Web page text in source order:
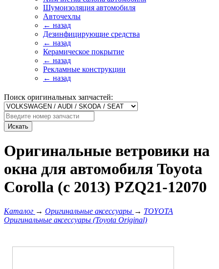
Шумоизоляция автомобиля
Авточехлы
← назад
Дезинфицирующие средства
← назад
Керамическое покрытие
← назад
Рекламные конструкции
← назад
Поиск оригинальных запчастей:
Искать
Оригинальные ветровики на
окна для автомобиля Toyota
Corolla (c 2013) PZQ21-12070
Каталог → Оригинальные аксессуары → TOYOTA
Оригинальные аксессуары (Toyota Original)